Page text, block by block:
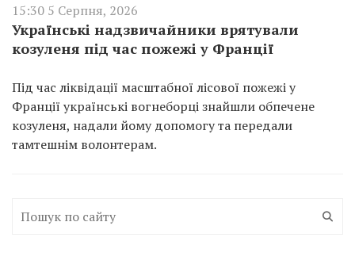
15:30 5 Серпня, 2026
Українські надзвичайники врятували
козуленя під час пожежі у Франції
Під час ліквідації масштабної лісової пожежі у
Франції українські вогнеборці знайшли обпечене
козуленя, надали йому допомогу та передали
тамтешнім волонтерам.